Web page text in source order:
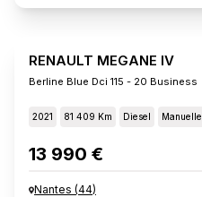
RENAULT MEGANE IV
Berline Blue Dci 115 - 20 Business
2021 81 409 Km Diesel Manuelle
13 990 €
Nantes (44)